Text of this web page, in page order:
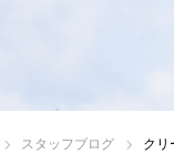
スタッフブログ クリ